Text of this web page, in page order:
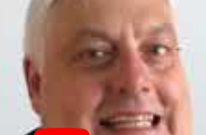
und Forschenden sowie
Studienangebote
49 europäische Länderund die
anlässlich der kriegerischen